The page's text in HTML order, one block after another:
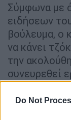
Do Not
Σύμφωνα με
ειδήσεων
βούλευμα, ο
να κάνει
την
συνευρεθεί
Αρχικά, την